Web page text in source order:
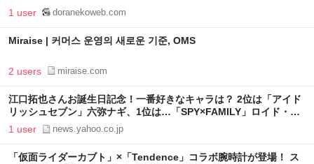
1 user doranekoweb.com
Miraise | 커머스 운영의 새로운 기준, OMS
2 users miraise.com
江口拓也さんお誕生日記念！一番好きなキャラは？ 2位は「アイド
リッシュセブン」六弥ナギ、1位は…「SPY×FAMILY」ロイド・フ
ォージャー ＜26年版＞（アニメ！アニメ！） - Yahoo!ニュース
1 user news.yahoo.co.jp
「仮面ライダーカブト」×「Tendence」コラボ腕時計が登場！ ス